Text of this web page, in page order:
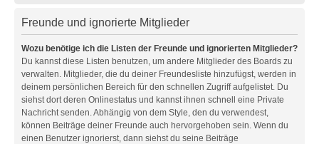
Freunde und ignorierte Mitglieder
Wozu benötige ich die Listen der Freunde und ignorierten Mitglieder?
Du kannst diese Listen benutzen, um andere Mitglieder des Boards zu
verwalten. Mitglieder, die du deiner Freundesliste hinzufügst, werden in
deinem persönlichen Bereich für den schnellen Zugriff aufgelistet. Du
siehst dort deren Onlinestatus und kannst ihnen schnell eine Private
Nachricht senden. Abhängig von dem Style, den du verwendest,
können Beiträge deiner Freunde auch hervorgehoben sein. Wenn du
einen Benutzer ignorierst, dann siehst du seine Beiträge